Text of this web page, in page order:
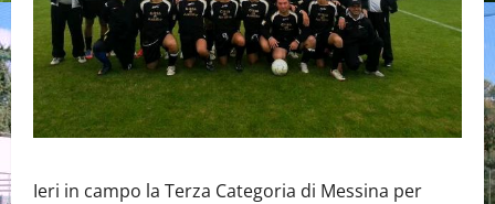
Ieri in campo la Terza Categoria di Messina per